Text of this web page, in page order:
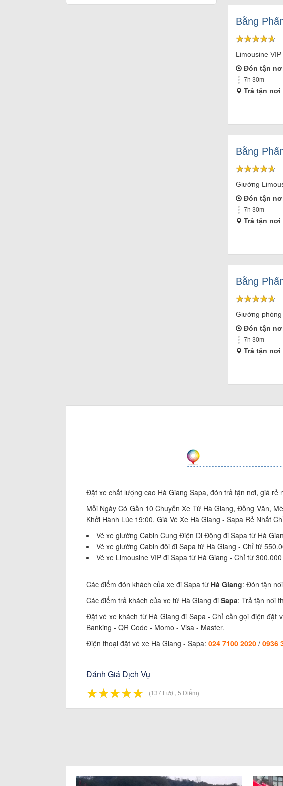
Bằng
Limousine
Đón tận
7h 30m
Trả tận nơi
Bằng
Giường
Đón tận
7h 30m
Trả tận nơi
Bằng
Giường phòng
Đón tận
7h 30m
Trả tận nơi
Đặt xe chất lượng cao Hà Giang Sapa, đón trả tận nơi, giá
Mỗi Ngày Có Gần 10 Chuyến Xe Từ Hà Giang, Đồng Văn,
Khởi Hành Lúc 19:00. Giá Vé Xe Hà Giang - Sapa Rẻ Nhất
Vé xe giường Cabin Cung Điện Di Động đi Sapa từ Hà
Vé xe giường Cabin đôi đi Sapa từ Hà Giang - Chỉ từ
Vé xe Limousine VIP đi Sapa từ Hà Giang - Chỉ từ
Các điểm đón khách của xe đi Sapa từ Hà Giang: Đón tận
Các điểm trả khách của xe từ Hà Giang đi Sapa: Trả tận nơi
Đặt vé xe khách từ Hà Giang đi Sapa - Chỉ cần gọi điện đặt
Banking - QR Code - Momo - Visa - Master.
Điện thoại đặt vé xe Hà Giang - Sapa: 024 7100 2020 / 0936
Đánh Giá Dịch Vụ
☆☆☆☆☆
★★★★★ (137 Lượt, 5 Điểm)